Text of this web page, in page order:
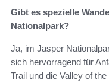
Gibt es spezielle
Nationalpark?
Ja, im Jasper
sich hervorragend für
Trail und die Valley of